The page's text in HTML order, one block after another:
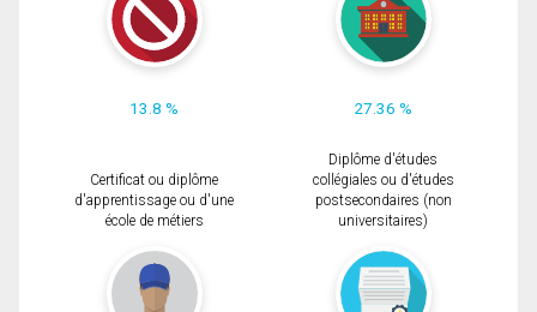
13.8 % 27.36 %
Certificat ou diplôme
d'apprentissage ou d'une
école de métiers
Diplôme d'études
collégiales ou d'études
postsecondaires (non
universitaires)